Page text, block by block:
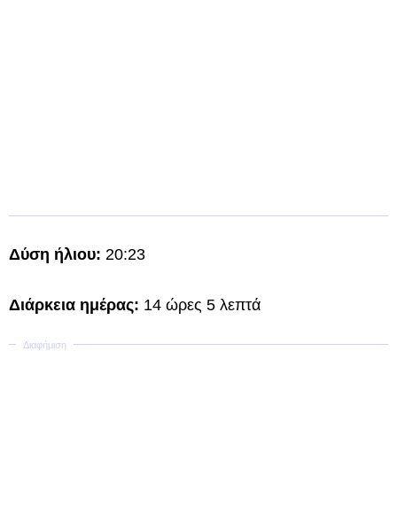
Δύση ήλιου: 20:23
Διάρκεια ημέρας: 14 ώρες 5 λεπτά